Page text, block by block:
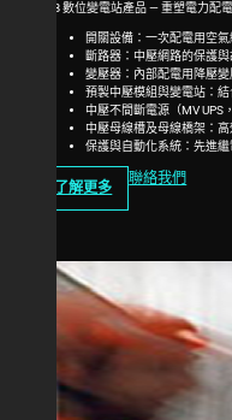
ABB 數位變電站產品 — 重塑電力配
開關設備：一次配電用空
斷路器：中壓網路的保護
變壓器：內部配電用降壓變
預製中壓模組與變電站：
中壓不間斷電源（MV UPS
中壓母線槽及母線橋架：
保護與自動化系統：先進
了解更多
聯絡我們